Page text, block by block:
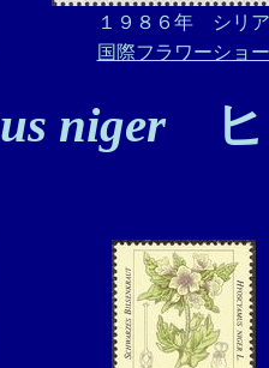
１９８６年 シリア
国際フラワーショー
nigerヒ